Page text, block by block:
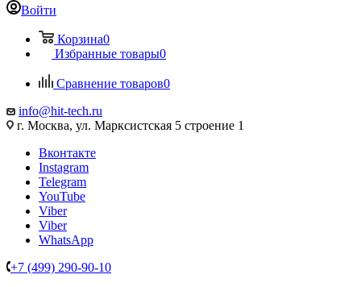
Войти
Корзина0
Избранные товары0
Сравнение товаров0
info@hit-tech.ru
г. Москва, ул. Марксистская 5 строение 1
Вконтакте
Instagram
Telegram
YouTube
Viber
Viber
WhatsApp
+7 (499) 290-90-10